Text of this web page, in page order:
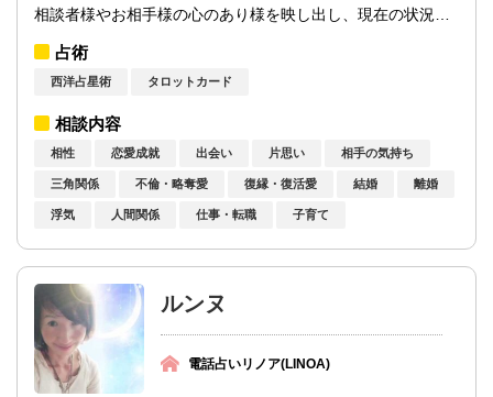
相談者様やお相手様の心のあり様を映し出し、現在の状況か
占術
西洋占星術 タロットカード
相談内容
相性 恋愛成就 出会い 片思い 相手の気持ち
三角関係 不倫・略奪愛 復縁・復活愛 結婚 離婚
浮気 人間関係 仕事・転職 子育て
ルンヌ
電話占いリノア(LINOA)